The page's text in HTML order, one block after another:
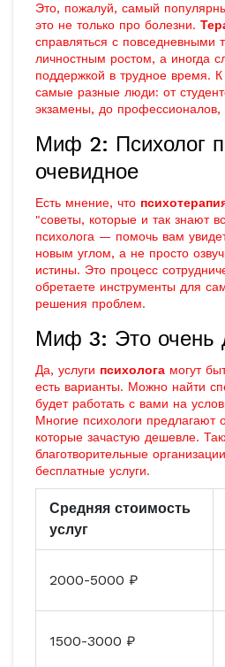
Это, пожалуй, самый
это не только про болезни.
справляться с повседневными
личностным ростом, а иногда
поддержкой в трудное время. К
самые разные люди: от
экзамены, до
Миф 2: Психолог
очевидное
Есть мнение, что
"советы, которые и так знают
психолога — помочь вам
новым углом, а не просто
истины. Это процесс
обретаете инструменты для
решения проблем.
Миф 3: Это очень
Да, услуги психолога могут
есть варианты. Можно найти
будет работать с вами на
Многие психологи предлагают
которые зачастую дешевле.
благотворительные
бесплатные услуги.
Средняя стоимость
услуг
2000-5000 ₽
1500-3000 ₽